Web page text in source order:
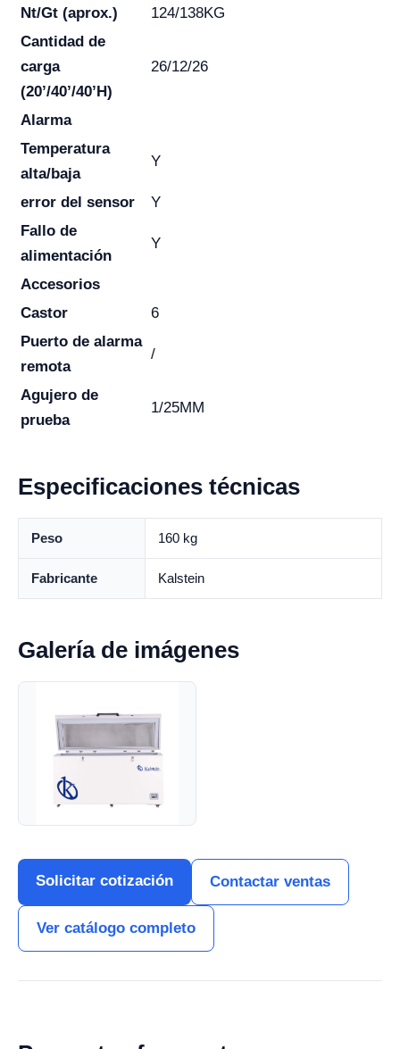
Nt/Gt (aprox.)
124/138KG
Cantidad de
carga
(20’/40’/40’H)
26/12/26
Alarma
Temperatura
alta/baja
Y
error del sensor
Y
Fallo de
alimentación
Y
Accesorios
Castor
6
Puerto de alarma
remota
/
Agujero de
prueba
1/25MM
Especificaciones técnicas
Peso 160 kg
Fabricante Kalstein
Galería de imágenes
Solicitar cotización Contactar ventas
Ver catálogo completo